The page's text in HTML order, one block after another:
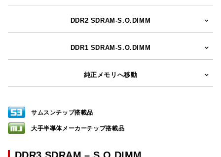
DDR2 SDRAM-S.O.DIMM
DDR1 SDRAM-S.O.DIMM
純正メモリへ移動
サムスンチップ搭載品
大手半導体メーカーチップ搭載品